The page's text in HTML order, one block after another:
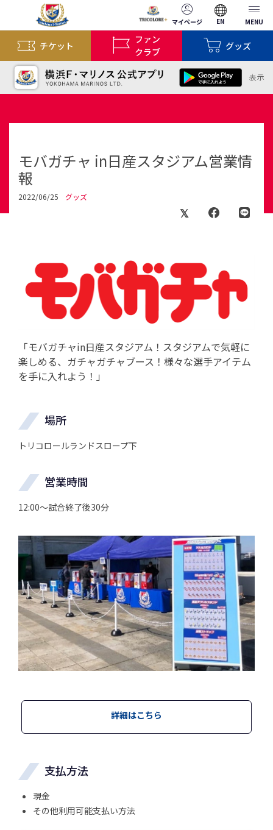
マイページ EN MENU
チケット
ファン
クラブ
グッズ
モバガチャ in日産スタジアム営業情
報
2022/06/25 グッズ
「モバガチャin日産スタジアム！スタジアムで気軽に
楽しめる、ガチャガチャブース！様々な選手アイテム
を手に入れよう！」
場所
トリコロールランドスロープ下
営業時間
12:00～試合終了後30分
詳細はこちら
支払方法
現金
その他利用可能支払い方法